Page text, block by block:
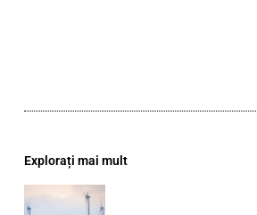
Explorați mai mult